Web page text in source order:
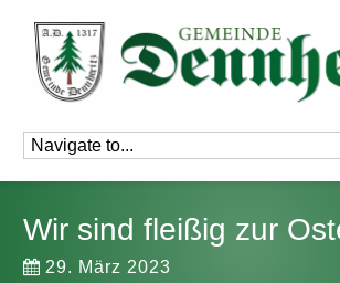
Wir sind fleißig zur
29. März 2023